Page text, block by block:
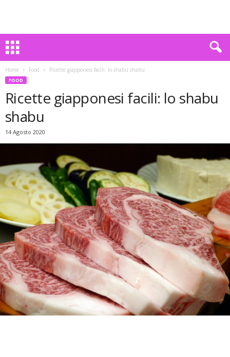
Home Food Ricette giapponesi facili: lo shabu shabu
FOOD
Ricette giapponesi facili: lo shabu
shabu
14 Agosto 2020